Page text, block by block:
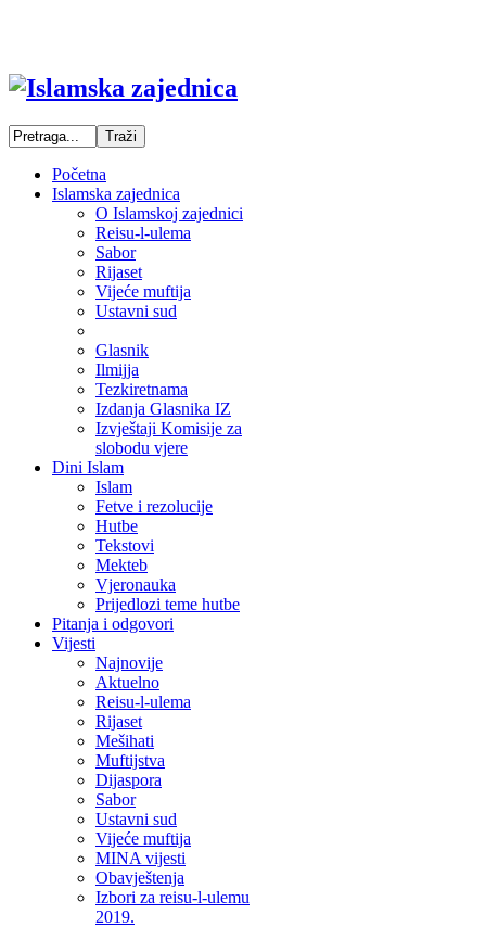
Početna
Islamska zajednica
O Islamskoj zajednici
Reisu-l-ulema
Sabor
Rijaset
Vijeće muftija
Ustavni sud
Glasnik
Ilmijja
Tezkiretnama
Izdanja Glasnika IZ
Izvještaji Komisije za
slobodu vjere
Dini Islam
Islam
Fetve i rezolucije
Hutbe
Tekstovi
Mekteb
Vjeronauka
Prijedlozi teme hutbe
Pitanja i odgovori
Vijesti
Najnovije
Aktuelno
Reisu-l-ulema
Rijaset
Mešihati
Muftijstva
Dijaspora
Sabor
Ustavni sud
Vijeće muftija
MINA vijesti
Obavještenja
Izbori za reisu-l-ulemu
2019.